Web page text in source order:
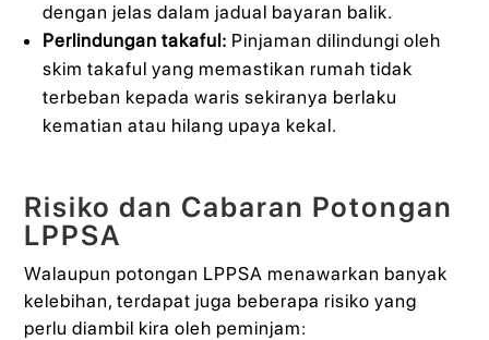
dengan jelas dalam jadual bayaran balik.
Perlindungan takaful: Pinjaman dilindungi oleh
skim takaful yang memastikan rumah tidak
terbeban kepada waris sekiranya berlaku
kematian atau hilang upaya kekal.
Risiko dan Cabaran Potongan
LPPSA
Walaupun potongan LPPSA menawarkan banyak
kelebihan, terdapat juga beberapa risiko yang
perlu diambil kira oleh peminjam: